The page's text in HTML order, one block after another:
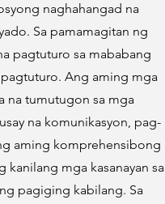
naghahangad na
Sa pamamagitan ng
pagtuturo sa mababang
pagtuturo. Ang aming mga
na tumutugon sa mga
na komunikasyon, pag-
aming komprehensibong
mga kasanayan sa
pagiging kabilang. Sa